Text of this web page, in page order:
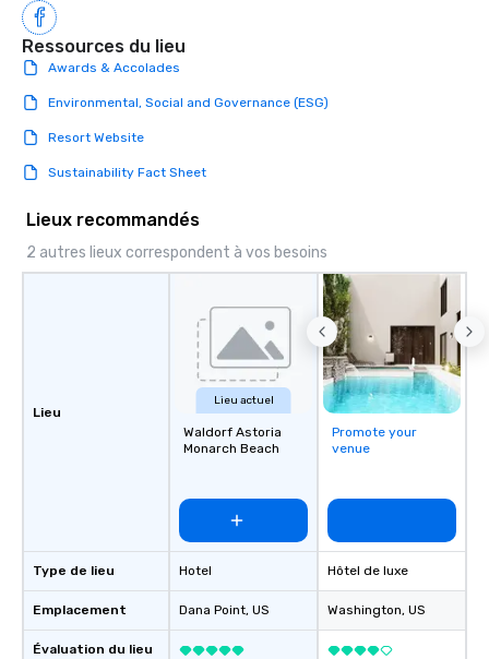
Ressources du lieu
Awards & Accolades
Environmental, Social and Governance (ESG)
Resort Website
Sustainability Fact Sheet
Lieux recommandés
2 autres lieux correspondent à vos besoins
Lieu
Type de lieu
Emplacement
Évaluation du lieu
Lieu actuel
Waldorf Astoria
Monarch Beach
Hotel
Dana Point, US
Promote your
venue
Hôtel de luxe
Washington, US